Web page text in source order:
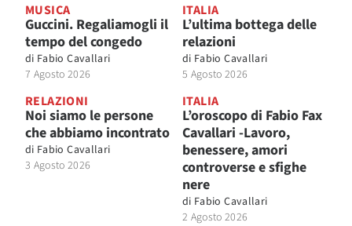
MUSICA
Guccini. Regaliamogli il
tempo del congedo
di Fabio Cavallari
7 Agosto 2026
ITALIA
L’ultima bottega delle
relazioni
di Fabio Cavallari
5 Agosto 2026
RELAZIONI
Noi siamo le persone
che abbiamo incontrato
di Fabio Cavallari
3 Agosto 2026
ITALIA
L’oroscopo di Fabio Fax
Cavallari -Lavoro,
benessere, amori
controverse e sfighe
nere
di Fabio Cavallari
2 Agosto 2026